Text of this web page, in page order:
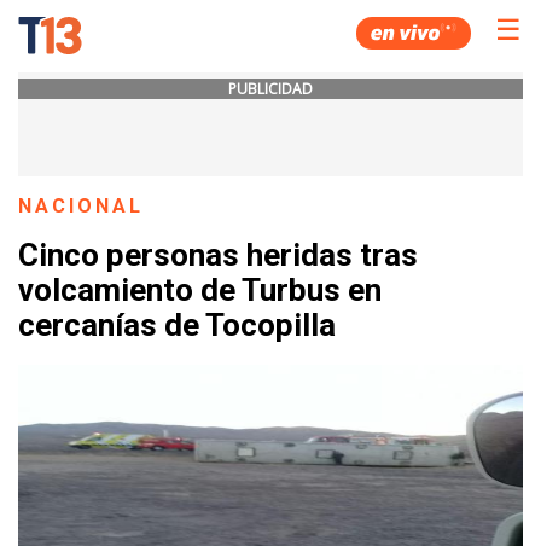
☰
PUBLICIDAD
NACIONAL
Cinco personas heridas tras
volcamiento de Turbus en
cercanías de Tocopilla